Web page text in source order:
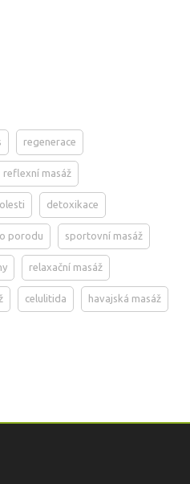
regenerace
reflexní masáž
detoxikace
porodu sportovní masáž
relaxační masáž
celulitida havajská masáž